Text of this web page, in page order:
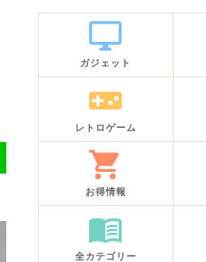
desktop_windows
ガジェット
videogame_asset
レトロゲーム
shopping_cart
お得情報
menu_book
全カテゴリー